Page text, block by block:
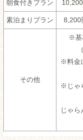
朝食付きプラン
素泊まりプラン 8,200
その他
※基
※料金
※じゃ
じゃ